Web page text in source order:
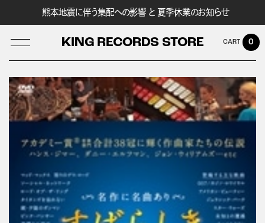
熊本地震に伴う集配への影響 と 夏季休業のお知らせ
KING RECORDS STORE
LOG IN
0